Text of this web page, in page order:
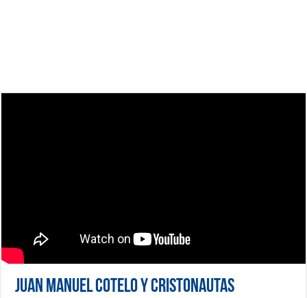
Juan Manuel Cotelo y Cristonautas